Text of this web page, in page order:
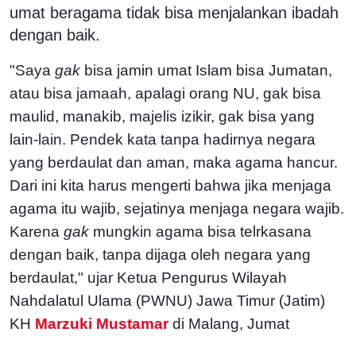
umat beragama tidak bisa menjalankan ibadah
dengan baik.
"Saya gak bisa jamin umat Islam bisa Jumatan,
atau bisa jamaah, apalagi orang NU, gak bisa
maulid, manakib, majelis izikir, gak bisa yang
lain-lain. Pendek kata tanpa hadirnya negara
yang berdaulat dan aman, maka agama hancur.
Dari ini kita harus mengerti bahwa jika menjaga
agama itu wajib, sejatinya menjaga negara wajib.
Karena gak mungkin agama bisa telrkasana
dengan baik, tanpa dijaga oleh negara yang
berdaulat," ujar Ketua Pengurus Wilayah
Nahdalatul Ulama (PWNU) Jawa Timur (Jatim)
KH Marzuki Mustamardi Malang, Jumat